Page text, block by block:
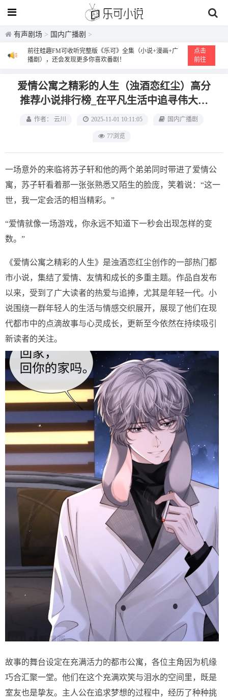
有声剧场 > 国内广播剧 >
前往蛙趣FM可收听完整版《乐可》全集（小说+漫画+广
播剧），还会发现更多你喜欢番剧！
点击
前往
爱情公寓之精彩的人生（浊酒恋红尘）高分
推荐小说排行榜_在平凡生活中追寻伟大爱
情与人生价值的探寻之旅
作者： 云川 2025-11-01 10:11:05 国内广播剧
77浏览
一场意外的来临将苏子轩和他的两个弟弟同时带进了爱情公
寓，苏子轩看着那一张张熟悉又陌生的脸庞，笑着说：“这一
世，我一定会活的相当精彩。”
“爱情就像一场游戏，你永远不知道下一秒会出现怎样的变
数。”
《爱情公寓之精彩的人生》是浊酒恋红尘创作的一部热门都
市小说，集结了爱情、友情和成长的多重主题。作品自发布
以来，受到了广大读者的热爱与追捧，尤其是年轻一代。小
说围绕一群年轻人的生活与情感交织展开，展现了他们在现
代都市中的点滴故事与心灵成长，更新至今依然在持续吸引
新读者的关注。
故事的舞台设定在充满活力的都市公寓，各位主角因为机缘
巧合汇聚一堂。他们在这个充满欢笑与泪水的空间里，既是
室友也是挚友。主人公在追求梦想的过程中，经历了种种挑